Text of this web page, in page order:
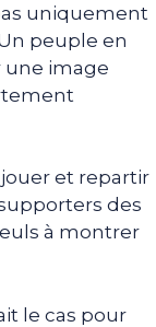
uniquement
peuple en
une image
jouer et repartir
des
à montrer
le cas pour